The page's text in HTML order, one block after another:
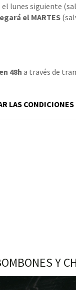
el lunes siguiente
el MARTES
48h a través de
LAS
Y